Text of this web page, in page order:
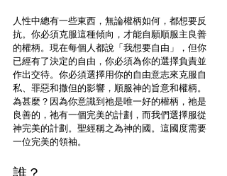
人性中總有一些東西，無論權柄如何，都想要反
抗。你必須克服這種傾向，才能自願順服主良善
的權柄。現在每個人都說「我想要自由」，但你
已經有了決定的自由，你必須為你的選擇負責並
作出交待。你必須選擇用你的自由意志來克服自
私、罪惡和撒但的影響，順服神的旨意和權柄。
為甚麼？因為你意識到祂是唯一好的權柄，祂是
良善的，祂有一個完美的計劃，而我們選擇服從
神完美的計劃。聖經稱之為神的國。這國度需要
一位完美的領袖。